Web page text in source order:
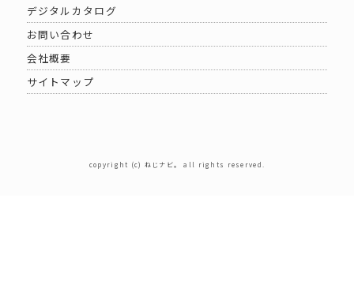
デジタルカタログ
お問い合わせ
会社概要
サイトマップ
copyright (c) ねじナビ。 all rights reserved.